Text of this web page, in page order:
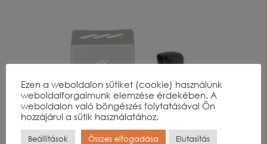
Ezen a weboldalon sütiket (cookie) használunk
weboldalforgalmunk elemzése érdekében. A
weboldalon való böngészés folytatásával Ön
hozzájárul a sütik használatához.
Beállítások Összes elfogadása Elutasítás